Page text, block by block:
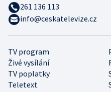
TV program
Živé vysílání
TV poplatky
Teletext
261 136 113
info@ceskatelevize.cz